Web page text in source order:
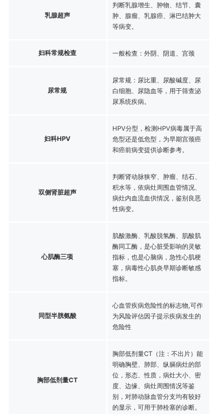
乳腺超声
判断乳腺增生、肿物、结节、囊
肿、腺瘤、乳腺癌、淋巴结肿大
等病变。
妇科常规检查 一般检查：外阴、阴道、宫颈
尿常规
尿常规：尿比重、尿酸碱度、尿
白细胞、尿隐血等，用于筛查泌
尿系统疾病。
妇科HPV
HPV分型，检测HPV病毒属于高
危型还是低危型，为早期宫颈癌
和癌前病变提供诊断参考。
双侧肾脏超声
判断肾动脉狭窄、肿瘤、结石、
积水等，依病灶周围血管情况、
病灶内血流血供情况，鉴别良恶
性病变。
心肌酶三项
肌酸激酶、乳酸脱氢酶、肌酸肌
酶同工酶，是心脏受影响的灵敏
指标，也是心脑病，急性心肌梗
塞，病毒性心肌炎早期诊断敏感
指标。
同型半胱氨酸
心血管疾病危险性的标志物,可作
为风险评估因子提示疾病发生的
危险性
胸部低剂量CT
胸部低剂量CT（注：不出片）能
明确胸壁、肺部、纵膈病灶的部
位，形态、性质，病灶大小、密
度、边缘、病灶周围情况等鉴
别，对肺动脉血管分支均有较好
的显示，可用于肺栓塞的诊断。